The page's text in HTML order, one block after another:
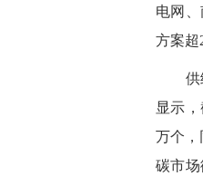
电网
方案超
供给
显示
万个，
碳市